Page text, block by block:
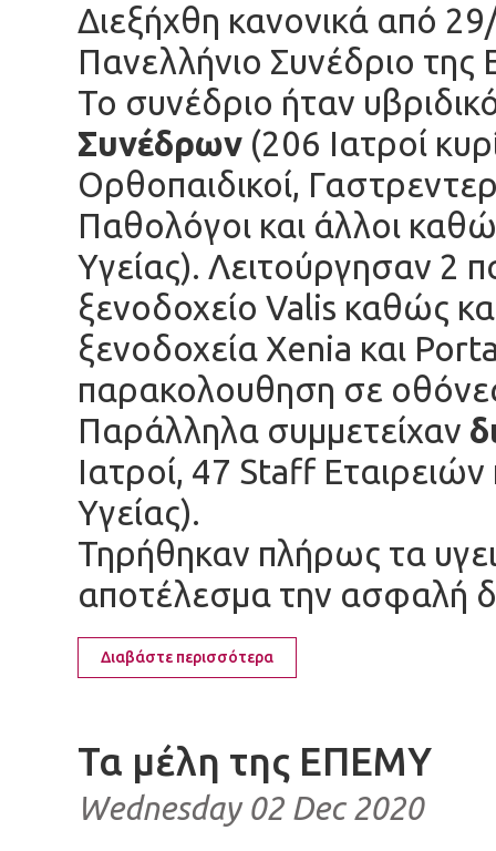
Διεξήχθη κανονικά από
Πανελλήνιο Συνέδριο
Το συνέδριο ήταν
Συνέδρων (206 Ιατροί
Ορθοπαιδικοί,
Παθολόγοι και άλλοι
Υγείας). Λειτούργησαν 2
ξενοδοχείο Valis καθώς
ξενοδοχεία Xenia και
παρακολουθηση σε
Παράλληλα συμμετείχαν
Ιατροί, 47 Staff
Υγείας).
Τηρήθηκαν πλήρως τα
αποτέλεσμα την ασφαλή
Διαβάστε περισσότερα
Τα μέλη της ΕΠΕΜΥ
Wednesday 02 Dec 2020